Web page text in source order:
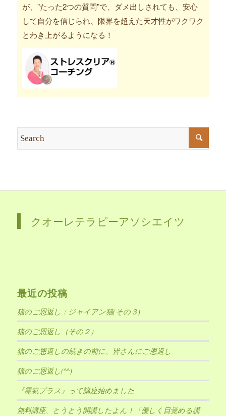
が、”たった2つの質問”で、ダメ出しされても、安心
して自分を信じられ、限界を超えた天才性がワクワク
とわき上がるようになる！
クオーレテラピーアソシエイツ
最近の投稿
猫のご恩返し：ジャイアン猫(その３)
猫のご恩返し（その２）
猫のご恩返しの続きの前に、皆さんにご恩返し
猫のご恩返し(^^)
『霊氣プラス』って講座始めました
無料講座、とうとう開講したよん！「優しく目覚める講